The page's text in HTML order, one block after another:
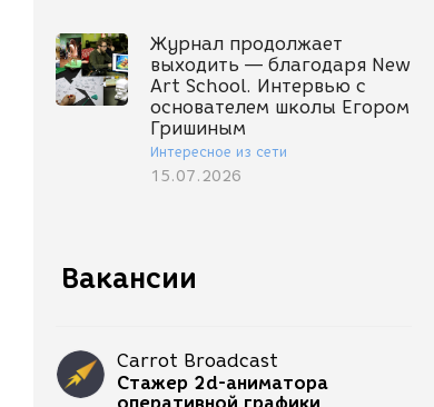
Журнал продолжает
выходить — благодаря New
Art School. Интервью с
основателем школы Егором
Гришиным
Интересное из сети
15.07.2026
Вакансии
Carrot Broadcast
Стажер 2d-аниматора